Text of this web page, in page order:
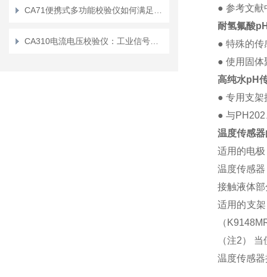
● 参考文献
耐氢氟酸
● 特殊的传
● 使用固体
高纯水pH
● 专用支架
● 与
温度传感
适用的电
温度传感
接触液体
适用的支
（
（注2）
温度传感